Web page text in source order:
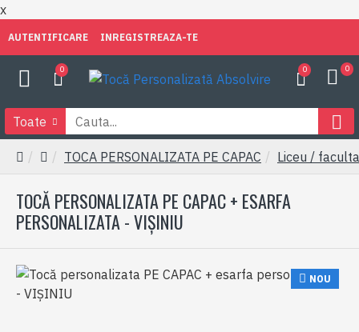
x
AUTENTIFICARE INREGISTREAZA-TE
0 0 0
Toate
TOCA PERSONALIZATA PE CAPAC Liceu /
TOCĂ PERSONALIZATA PE CAPAC + ESARFA
PERSONALIZATA - VIȘINIU
NOU